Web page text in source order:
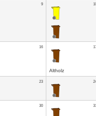
9
16
Altholz
23
30